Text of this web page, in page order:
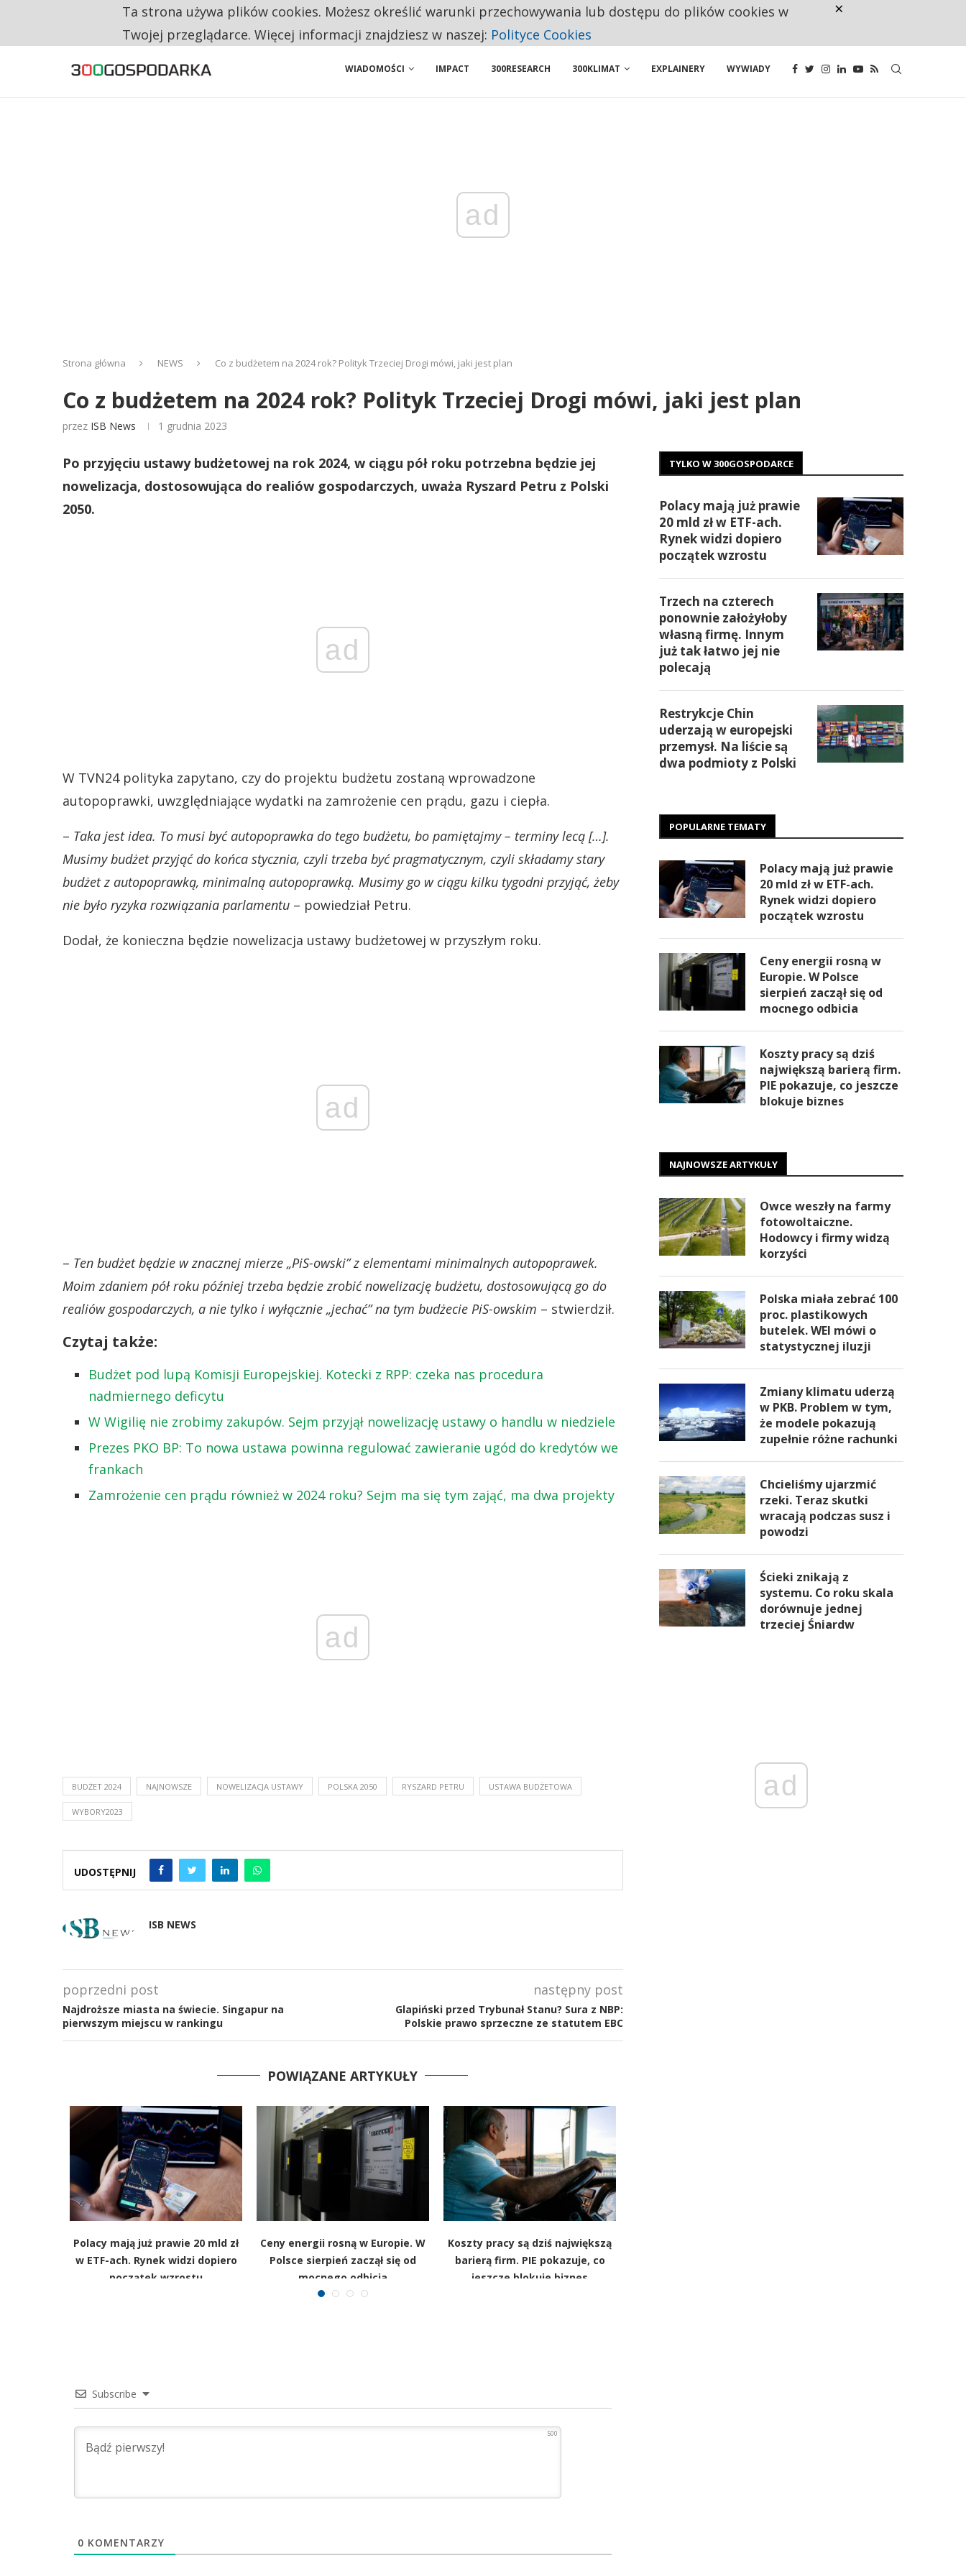
RESTRYKCJE CHIN UDERZAJĄ W EUROPEJSKI PRZEMYSŁ. NA LIŚCIE SĄ DWA PODMIOTY Z POLSKI
WIADOMOŚCI IMPACT 300RESEARCH 300KLIMAT EXPLAINERY WYWIADY
ad
Strona główna NEWS Co z budżetem na 2024 rok? Polityk Trzeciej Drogi mówi, jaki jest plan
Co z budżetem na 2024 rok? Polityk Trzeciej Drogi mówi, jaki jest plan
przez ISB News 1 grudnia 2023
Po przyjęciu ustawy budżetowej na rok 2024, w ciągu pół roku potrzebna będzie jej
nowelizacja, dostosowująca do realiów gospodarczych, uważa Ryszard Petru z Polski
2050.
ad
W TVN24 polityka zapytano, czy do projektu budżetu zostaną wprowadzone
autopoprawki, uwzględniające wydatki na zamrożenie cen prądu, gazu i ciepła.
– Taka jest idea. To musi być autopoprawka do tego budżetu, bo pamiętajmy – terminy lecą […].
Musimy budżet przyjąć do końca stycznia, czyli trzeba być pragmatycznym, czyli składamy stary
budżet z autopoprawką, minimalną autopoprawką. Musimy go w ciągu kilku tygodni przyjąć, żeby
nie było ryzyka rozwiązania parlamentu – powiedział Petru.
Dodał, że konieczna będzie nowelizacja ustawy budżetowej w przyszłym roku.
ad
– Ten budżet będzie w znacznej mierze „PiS-owski” z elementami minimalnych autopoprawek.
Moim zdaniem pół roku później trzeba będzie zrobić nowelizację budżetu, dostosowującą go do
realiów gospodarczych, a nie tylko i wyłącznie „jechać” na tym budżecie PiS-owskim – stwierdził.
Czytaj także:
Budżet pod lupą Komisji Europejskiej. Kotecki z RPP: czeka nas procedura
nadmiernego deficytu
W Wigilię nie zrobimy zakupów. Sejm przyjął nowelizację ustawy o handlu w niedziele
Prezes PKO BP: To nowa ustawa powinna regulować zawieranie ugód do kredytów we
frankach
Zamrożenie cen prądu również w 2024 roku? Sejm ma się tym zająć, ma dwa projekty
ad
BUDŻET 2024 NAJNOWSZE NOWELIZACJA USTAWY POLSKA 2050 RYSZARD PETRU USTAWA BUDŻETOWA
WYBORY2023
UDOSTĘPNIJ
ISB NEWS
poprzedni post
Najdroższe miasta na świecie. Singapur na
pierwszym miejscu w rankingu
następny post
Glapiński przed Trybunał Stanu? Sura z NBP:
Polskie prawo sprzeczne ze statutem EBC
POWIĄZANE ARTYKUŁY
Polacy mają już prawie 20 mld zł
w ETF-ach. Rynek widzi dopiero
początek wzrostu
Ceny energii rosną w Europie. W
Polsce sierpień zaczął się od
mocnego odbicia
Koszty pracy są dziś największą
barierą firm. PIE pokazuje, co
jeszcze blokuje biznes
Subscribe
500
0 KOMENTARZY
TYLKO W 300GOSPODARCE
Polacy mają już prawie
20 mld zł w ETF-ach.
Rynek widzi dopiero
początek wzrostu
Trzech na czterech
ponownie założyłoby
własną firmę. Innym
już tak łatwo jej nie
polecają
Restrykcje Chin
uderzają w europejski
przemysł. Na liście są
dwa podmioty z Polski
POPULARNE TEMATY
Polacy mają już prawie
20 mld zł w ETF-ach.
Rynek widzi dopiero
początek wzrostu
Ceny energii rosną w
Europie. W Polsce
sierpień zaczął się od
mocnego odbicia
Koszty pracy są dziś
największą barierą firm.
PIE pokazuje, co jeszcze
blokuje biznes
NAJNOWSZE ARTYKUŁY
Owce weszły na farmy
fotowoltaiczne.
Hodowcy i firmy widzą
korzyści
Polska miała zebrać 100
proc. plastikowych
butelek. WEI mówi o
statystycznej iluzji
Zmiany klimatu uderzą
w PKB. Problem w tym,
że modele pokazują
zupełnie różne rachunki
Chcieliśmy ujarzmić
rzeki. Teraz skutki
wracają podczas susz i
powodzi
Ścieki znikają z
systemu. Co roku skala
dorównuje jednej
trzeciej Śniardw
ad
Ta strona używa plików cookies. Możesz określić warunki przechowywania lub dostępu do plików cookies w
Twojej przeglądarce. Więcej informacji znajdziesz w naszej: Polityce Cookies
×